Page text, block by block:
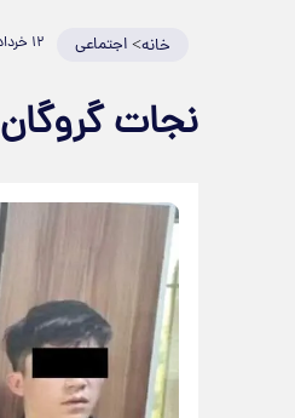
خانه>اجتماعی ۱۲ خرداد ۱۴۰۵
نجات گروگان ۷ هزار دلاری از شکنجه‌گاه آدم‌ربایان افغان